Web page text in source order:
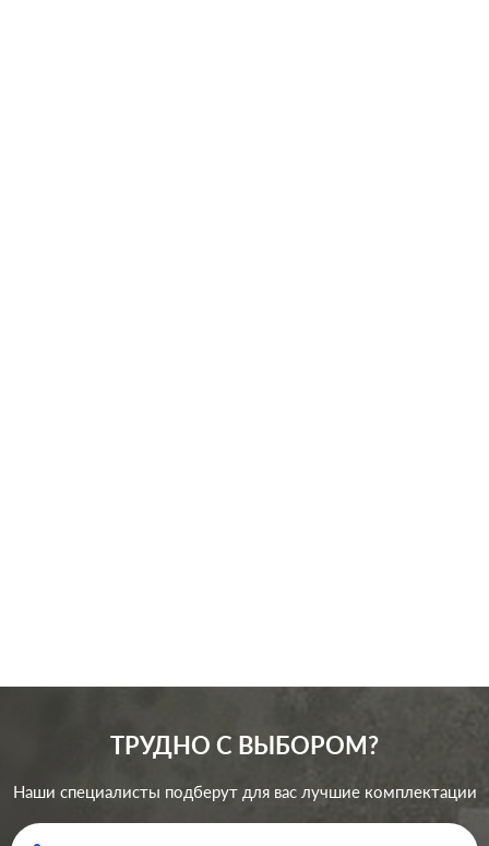
ТРУДНО С ВЫБОРОМ?
Наши специалисты подберут для вас лучшие комплектации